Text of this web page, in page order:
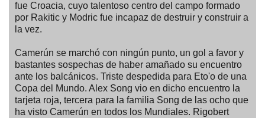
fue Croacia, cuyo talentoso centro del campo formado
por Rakitic y Modric fue incapaz de destruir y construir a
la vez.
Camerún se marchó con ningún punto, un gol a favor y
bastantes sospechas de haber amañado su encuentro
ante los balcánicos. Triste despedida para Eto'o de una
Copa del Mundo. Alex Song vio en dicho encuentro la
tarjeta roja, tercera para la familia Song de las ocho que
ha visto Camerún en todos los Mundiales. Rigobert